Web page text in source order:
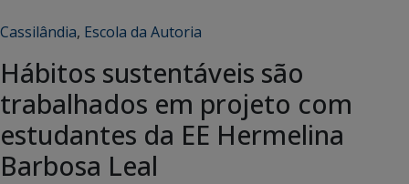
Cassilândia, Escola da Autoria
Hábitos sustentáveis são
trabalhados em projeto com
estudantes da EE Hermelina
Barbosa Leal